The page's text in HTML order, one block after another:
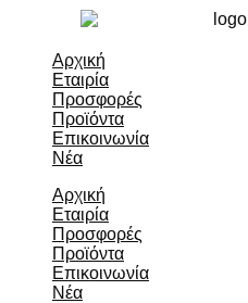
Αρχική
Εταιρία
Προσφορές
Προϊόντα
Επικοινωνία
Νέα
Αρχική
Εταιρία
Προσφορές
Προϊόντα
Επικοινωνία
Νέα